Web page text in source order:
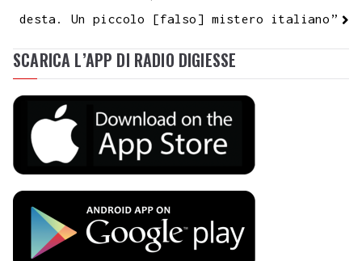
desta. Un piccolo [falso] mistero italiano”
SCARICA L’APP DI RADIO DIGIESSE